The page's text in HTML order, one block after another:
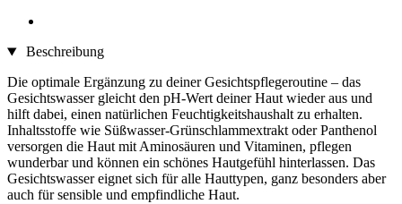
Beschreibung
Die optimale Ergänzung zu deiner Gesichtspflegeroutine – das
Gesichtswasser gleicht den pH-Wert deiner Haut wieder aus und
hilft dabei, einen natürlichen Feuchtigkeitshaushalt zu erhalten.
Inhaltsstoffe wie Süßwasser-Grünschlammextrakt oder Panthenol
versorgen die Haut mit Aminosäuren und Vitaminen, pflegen
wunderbar und können ein schönes Hautgefühl hinterlassen. Das
Gesichtswasser eignet sich für alle Hauttypen, ganz besonders aber
auch für sensible und empfindliche Haut.